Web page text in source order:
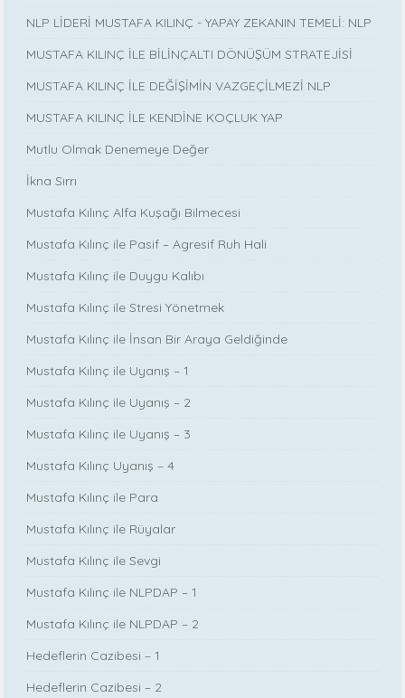
NLP LİDERİ MUSTAFA KILINÇ - YAPAY ZEKANIN TEMELİ: NLP
MUSTAFA KILINÇ İLE BİLİNÇALTI DÖNÜŞÜM STRATEJİSİ
MUSTAFA KILINÇ İLE DEĞİŞİMİN VAZGEÇİLMEZİ NLP
MUSTAFA KILINÇ İLE KENDİNE KOÇLUK YAP
Mutlu Olmak Denemeye Değer
İkna Sırrı
Mustafa Kılınç Alfa Kuşağı Bilmecesi
Mustafa Kılınç ile Pasif – Agresif Ruh Hali
Mustafa Kılınç ile Duygu Kalıbı
Mustafa Kılınç ile Stresi Yönetmek
Mustafa Kılınç ile İnsan Bir Araya Geldiğinde
Mustafa Kılınç ile Uyanış – 1
Mustafa Kılınç ile Uyanış – 2
Mustafa Kılınç ile Uyanış – 3
Mustafa Kılınç Uyanış – 4
Mustafa Kılınç ile Para
Mustafa Kılınç ile Rüyalar
Mustafa Kılınç ile Sevgi
Mustafa Kılınç ile NLPDAP – 1
Mustafa Kılınç ile NLPDAP – 2
Hedeflerin Cazibesi – 1
Hedeflerin Cazibesi – 2